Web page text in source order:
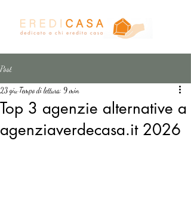
Post
Top 3 agenzie alternative a
agenziaverdecasa.it 2026
23 giu Tempo di lettura: 9 min